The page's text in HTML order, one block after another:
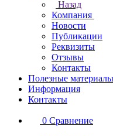
Назад
Компания
Новости
Публикации
Реквизиты
Отзывы
Контакты
Полезные материалы
Информация
Контакты
0 Сравнение